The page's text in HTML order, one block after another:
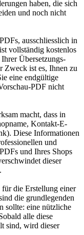
haben, die sich
und noch nicht
ausschliesslich in
vollständig kostenlos
Übersetzungs-
Zweck ist es, Ihnen zu
eine endgültige
PDF nicht
macht, dass in
Kontakt-E-
Diese Informationen
und
und Ihres Shops
dieser
die Erstellung einer
die grundlegenden
sollte: eine nützliche
alle diese
sind, wird dieser